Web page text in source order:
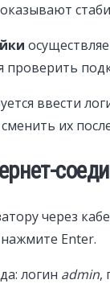
проверить
ввести
их
через
Enter.
логин admin,